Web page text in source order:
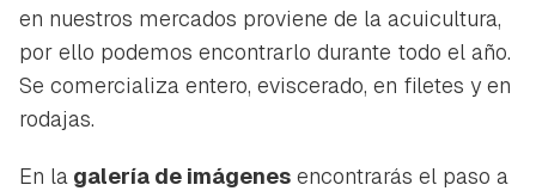
en nuestros mercados proviene de la acuicultura,
por ello podemos encontrarlo durante todo el año.
Se comercializa entero, eviscerado, en filetes y en
rodajas.
En la galería de imágenes encontrarás el paso a